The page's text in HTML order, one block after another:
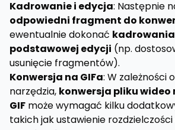
Kadrowanie i edycja: Następnie
odpowiedni fragment do
ewentualnie dokonać
podstawowej edycji (np.
usunięcie fragmentów).
Konwersja na GIFa: W zależności
narzędzia, konwersja pliku
GIF może wymagać kilku
takich jak ustawienie